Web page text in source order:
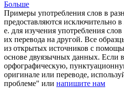
Больше
Примеры употребления слов в
предоставляются исключительно
е. для изучения употребления
их перевода на другой. Все
из открытых источников с
основе двуязычных данных. Если
орфографическую,
оригинале или переводе,
проблеме" или напишите нам